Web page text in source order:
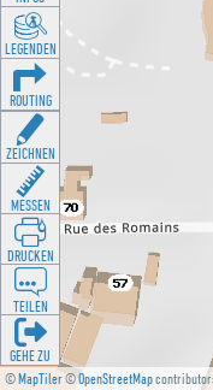
©MapTiler©OpenStreetMap
LEGENDEN
ROUTING
ZEICHNEN
MESSEN
DRUCKEN
TEILEN
GEHE ZU